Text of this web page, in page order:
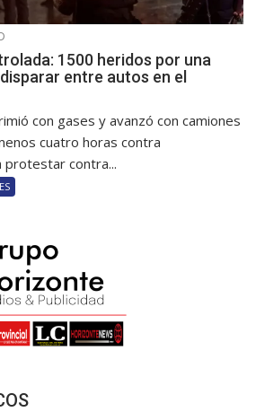
1500 heridos por una
entre autos en el
con gases y avanzó con camiones
cuatro horas contra
protestar contra...